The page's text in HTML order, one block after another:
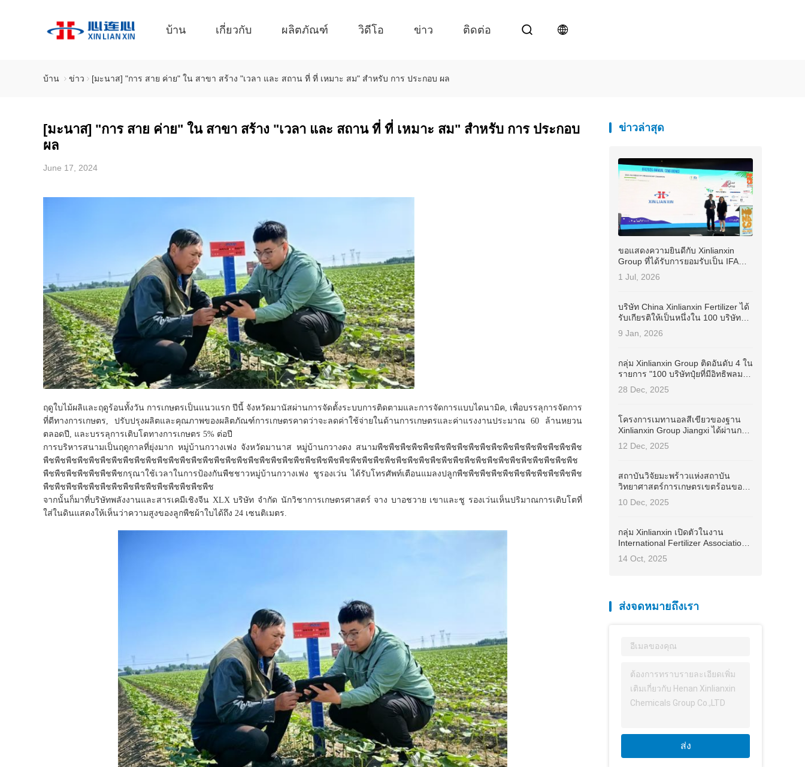
บ้าน เกี่ยวกับ ผลิตภัณฑ์ วิดีโอ ข่าว ติดต่อ
บ้าน ข่าว [มะนาส] "การ สาย ค่าย" ใน สาขา สร้าง "เวลา และ สถาน ที่ ที่ เหมาะ สม" สําหรับ การ ประกอบ ผล
[มะนาส] "การ สาย ค่าย" ใน สาขา สร้าง "เวลา และ สถาน ที่ ที่ เหมาะ สม" สําหรับ การ ประกอบ
ผล
June 17, 2024
ฤดูใบไม้ผลิและฤดูร้อนทั้งวัน การเกษตรเป็นแนวแรก ปีนี้ จังหวัดมานัสผ่านการจัดตั้งระบบการติดตามและการจัดการแบบไดนามิค, เพื่อบรรลุการจัดการ
ที่ดีทางการเกษตร, ปรับปรุงผลิตและคุณภาพของผลิตภัณฑ์การเกษตรคาดว่าจะลดค่าใช้จ่ายในด้านการเกษตรและค่าแรงงานประมาณ 60 ล้านหยวน
ตลอดปี, และบรรลุการเติบโตทางการเกษตร 5% ต่อปี
การบริหารสนามเป็นฤดูกาลที่ยุ่งมาก หมู่บ้านกวางเฟง จังหวัดมานาส หมู่บ้านกวางดง สนามพืชพืชพืชพืชพืชพืชพืชพืชพืชพืชพืชพืชพืชพืชพืชพืชพืชพืช
พืชพืชพืชพืชพืชพืชพืชพืชพืชพืชพืชพืชพืชพืชพืชพืชพืชพืชพืชพืชพืชพืชพืชพืชพืชพืชพืชพืชพืชพืชพืชพืชพืชพืชพืชพืชพืชพืชพืชพืชพืชพืชพืชพืชพืชพืชพืช
พืชพืชพืชพืชพืชพืชพืชกรุณาใช้เวลาในการป้องกันพืชชาวหมู่บ้านกวางเฟง ชูรองเว่น ได้รับโทรศัพท์เตือนแมลงปลูกพืชพืชพืชพืชพืชพืชพืชพืชพืชพืชพืช
พืชพืชพืชพืชพืชพืชพืชพืชพืชพืชพืชพืชพืชพืชพืช
จากนั้นก็มาที่บริษัทพลังงานและสารเคมีเชิงจีน XLX บริษัท จํากัด นักวิชาการเกษตรศาสตร์ จาง บาอชวาย เขาและชู รองเว่นเห็นปริมาณการเติบโตที่
ใส่ในดินแสดงให้เห็นว่าความสูงของลูกพืชผ้าใบได้ถึง 24 เซนติเมตร.
ข่าวล่าสุด
ขอแสดงความยินดีกับ Xinlianxin
Group ที่ได้รับการยอมรับเป็น IFA
Industry Stewardship Champion
(ISC)
1 Jul, 2026
บริษัท China Xinlianxin Fertilizer ได้
รับเกียรติให้เป็นหนึ่งใน 100 บริษัทจด
ทะเบียนของจีนที่มีแนวปฏิบัติด้าน
ESG ที่ดีที่สุดในปี 2025 โดย Wind
9 Jan, 2026
กลุ่ม Xinlianxin Group ติดอันดับ 4 ใน
รายการ "100 บริษัทปุ๋ยที่มีอิทธิพลมาก
ที่สุดในประเทศจีน ประจำปี 2025"
28 Dec, 2025
โครงการเมทานอลสีเขียวของฐาน
Xinlianxin Group Jiangxi ได้ผ่านการ
รับรอง International Sustainable
Development and Carbon
12 Dec, 2025
สถาบันวิจัยมะพร้าวแห่งสถาบัน
วิทยาศาสตร์การเกษตรเขตร้อนของ
จีนได้ลงนามในสัญญาความร่วมมือ
กับกลุ่ม Xinlianxin เพื่อพัฒนากุญแจ
10 Dec, 2025
กลุ่ม Xinlianxin เปิดตัวในงาน
International Fertilizer Association
(IFA) 2025 Asia-Pacific Conference
โดยนำเสนอแนวทางแก้ไขของจีนสู่
14 Oct, 2025
ส่งจดหมายถึงเรา
ส่ง